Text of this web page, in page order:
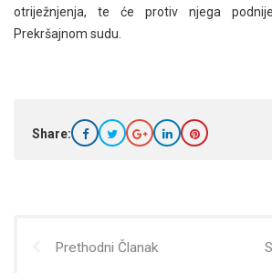
otriježnjenja, te će protiv njega
Prekršajnom sudu.
Share:
Prethodni Članak